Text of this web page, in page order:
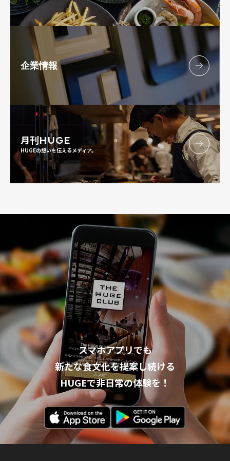
企業情報
月刊HUGE
HUGEの想いを伝えるメディア。
スマホアプリでも
新たな食文化を提案し続ける
HUGEで非日常の体験を！